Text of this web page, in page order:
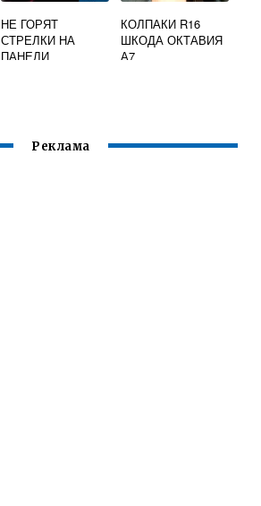
НЕ ГОРЯТ
СТРЕЛКИ НА
ПАНЕЛИ
КОЛПАКИ R16
ШКОДА ОКТАВИЯ
А7
Реклама